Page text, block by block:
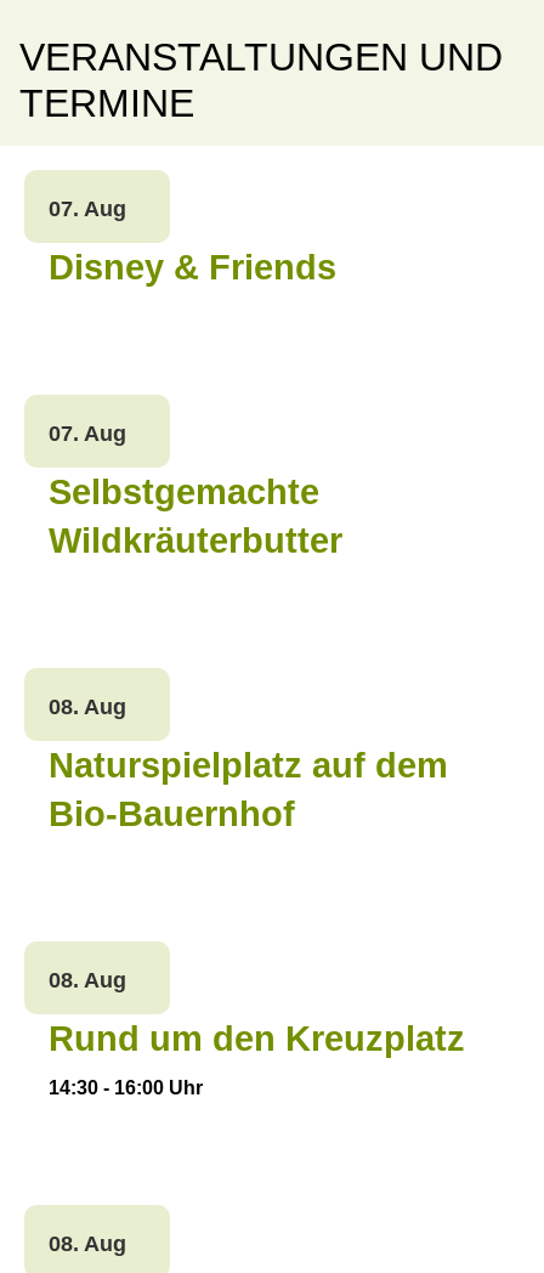
VERANSTALTUNGEN UND
TERMINE
Disney & Friends
07. Aug
Selbstgemachte
Wildkräuterbutter
07. Aug
Naturspielplatz auf dem
Bio-Bauernhof
08. Aug
Rund um den Kreuzplatz
14:30 - 16:00 Uhr
08. Aug
08. Aug